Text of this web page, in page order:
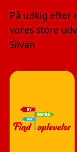
På udkig efter
vores store
Silvan